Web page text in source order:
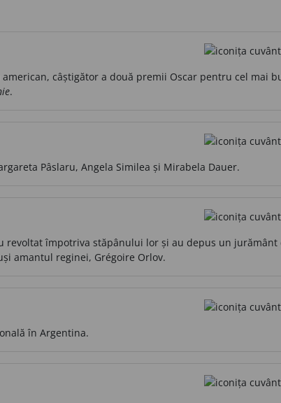
câștigător a două premii Oscar pentru cel mai
.
Pâslaru, Angela Similea și Mirabela Dauer.
revoltat împotriva stăpânului lor și au depus un jurământ
amantul reginei, Grégoire Orlov.
în Argentina.